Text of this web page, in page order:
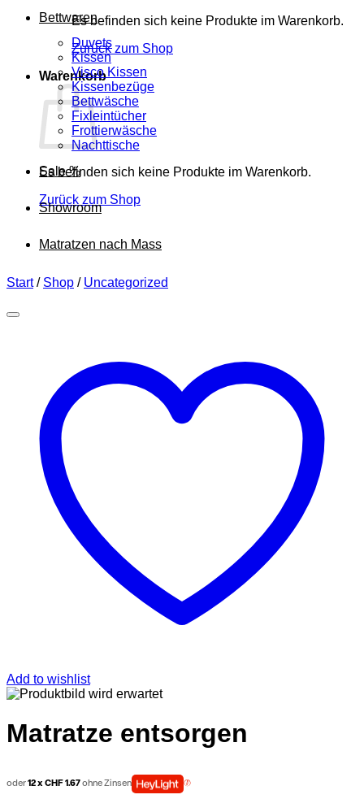
Es befinden sich keine Produkte im Warenkorb.
Zurück zum Shop
Warenkorb
Es befinden sich keine Produkte im Warenkorb.
Zurück zum Shop
Bettwaren
Duvets
Kissen
Visco Kissen
Kissenbezüge
Bettwäsche
Fixleintücher
Frottierwäsche
Nachttische
Sale %
Showroom
Matratzen nach Mass
Start / Shop / Uncategorized
Add to wishlist
Matratze entsorgen
oder12 x CHF 1.67ohne Zinsen